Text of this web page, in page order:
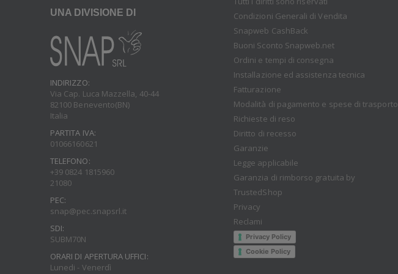
UNA DIVISIONE DI
INDIRIZZO:
Via Cap. Luca Mazzella, 40-44
82100 Benevento(BN)
Italia
PARTITA IVA:
01066160621
TELEFONO:
+39 0824 1815960
21080
PEC:
snap@pec.snapsrl.it
SDI:
SUBM70N
ORARI DI APERTURA UFFICI:
Lunedi - Venerdì
Condizioni Generali di Vendita
Snapweb CashBack
Buoni Sconto Snapweb.net
Ordini e tempi di consegna
Installazione ed assistenza tecnica
Fatturazione
Modalità di pagamento e spese di trasporto
Richieste di reso
Diritto di recesso
Garanzie
Legge applicabile
Garanzia di rimborso gratuita by
TrustedShop
Privacy
Reclami
Privacy Policy
Cookie Policy